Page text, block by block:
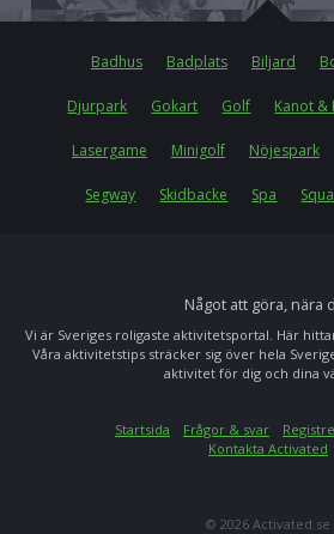
Badhus Badplats Biljard
Djurpark Gokart Golf Kanot &
Lasergame Minigolf Nöjespark
Segway Skidbacke Spa
Något att göra, nära
Vi är Sveriges roligaste aktivitetsportal. Här
Våra aktivitetstips sträcker sig över hela
aktivitet för dig och dina
Startsida Frågor & svar
Kontakta Activated
© 2026 Activated.se